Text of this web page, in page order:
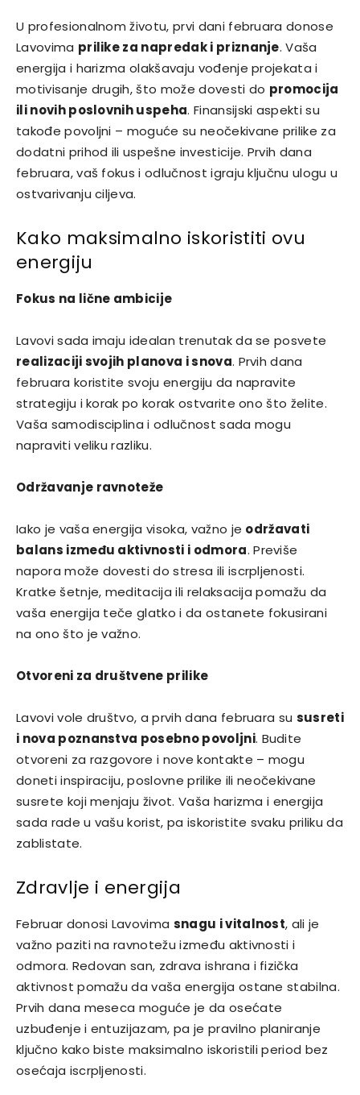
U profesionalnom životu, prvi dani februara donose
Lavovima prilike za napredak i priznanje. Vaša
energija i harizma olakšavaju vođenje projekata i
motivisanje drugih, što može dovesti do promocija
ili novih poslovnih uspeha. Finansijski aspekti su
takođe povoljni – moguće su neočekivane prilike za
dodatni prihod ili uspešne investicije. Prvih dana
februara, vaš fokus i odlučnost igraju ključnu ulogu u
ostvarivanju ciljeva.
Kako maksimalno iskoristiti ovu
energiju
Fokus na lične ambicije
Lavovi sada imaju idealan trenutak da se posvete
realizaciji svojih planova i snova. Prvih dana
februara koristite svoju energiju da napravite
strategiju i korak po korak ostvarite ono što želite.
Vaša samodisciplina i odlučnost sada mogu
napraviti veliku razliku.
Održavanje ravnoteže
Iako je vaša energija visoka, važno je održavati
balans između aktivnosti i odmora. Previše
napora može dovesti do stresa ili iscrpljenosti.
Kratke šetnje, meditacija ili relaksacija pomažu da
vaša energija teče glatko i da ostanete fokusirani
na ono što je važno.
Otvoreni za društvene prilike
Lavovi vole društvo, a prvih dana februara su susreti
i nova poznanstva posebno povoljni. Budite
otvoreni za razgovore i nove kontakte – mogu
doneti inspiraciju, poslovne prilike ili neočekivane
susrete koji menjaju život. Vaša harizma i energija
sada rade u vašu korist, pa iskoristite svaku priliku da
zablistate.
Zdravlje i energija
Februar donosi Lavovima snagu i vitalnost, ali je
važno paziti na ravnotežu između aktivnosti i
odmora. Redovan san, zdrava ishrana i fizička
aktivnost pomažu da vaša energija ostane stabilna.
Prvih dana meseca moguće je da osećate
uzbuđenje i entuzijazam, pa je pravilno planiranje
ključno kako biste maksimalno iskoristili period bez
osećaja iscrpljenosti.